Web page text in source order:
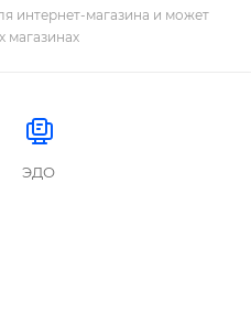
интернет-магазина и может
магазинах
ЭДО